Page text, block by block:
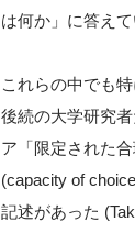
は何か」に答えて
これらの中でも
後続の大学研究
ア「限定された
(capacity of
記述があった